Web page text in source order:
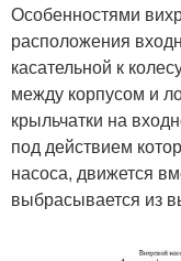
Особенностями
расположения
касательной к
между корпусом и
крыльчатки на
под действием
насоса, движется
выбрасывается из